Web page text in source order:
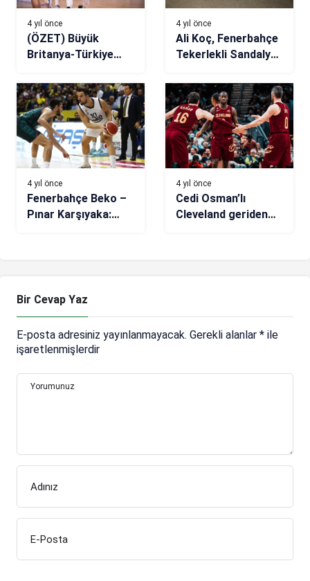
4 yıl önce
(ÖZET) Büyük
Britanya-Türkiye
4 yıl önce
Ali Koç, Fenerbahçe
Tekerlekli Sandalye
bir araya geldi
4 yıl önce
Fenerbahçe Beko –
Pınar Karşıyaka:
4 yıl önce
Cedi Osman’lı
Cleveland geriden
Bir Cevap Yaz
E-posta adresiniz yayınlanmayacak. Gerekli alanlar * ile
işaretlenmişlerdir
Yorumunuz
Adınız
E-Posta